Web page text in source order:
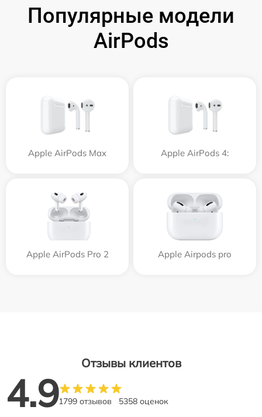
Популярные модели
AirPods
Apple AirPods Max Apple AirPods 4:
Apple AirPods Pro 2 Apple Airpods pro
Отзывы клиентов
4.91799 отзывов 5358 оценок